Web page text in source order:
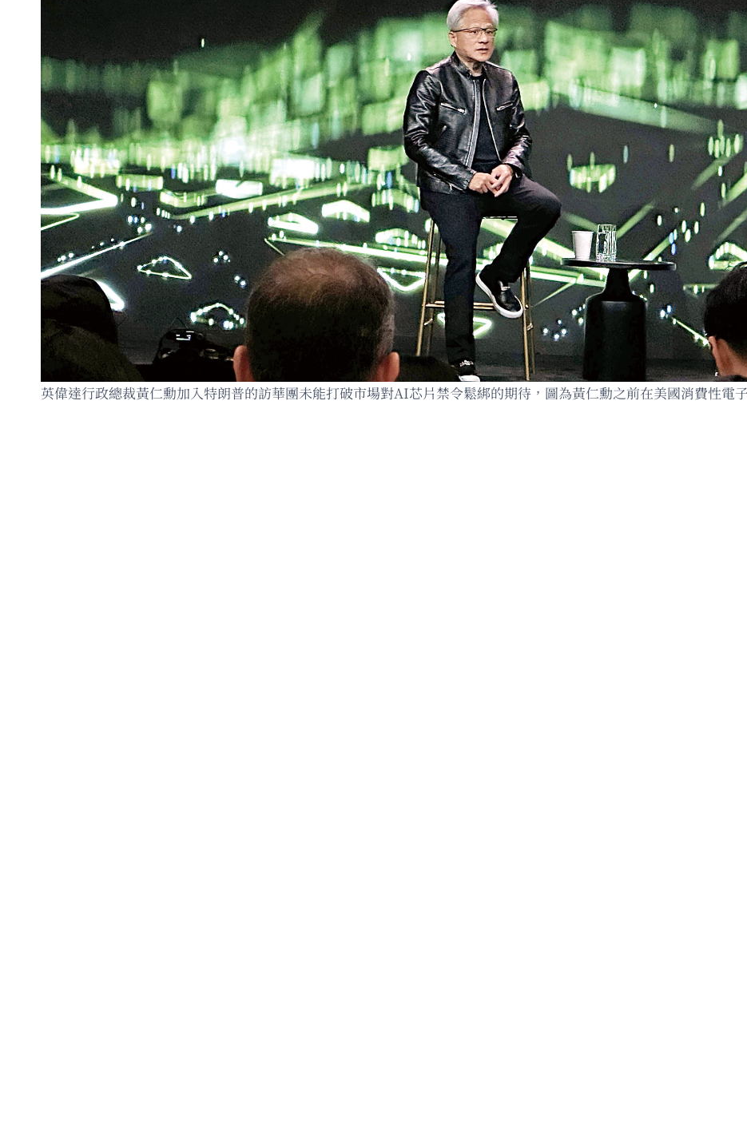
英偉達行政總裁黃仁勳加入特朗普的訪華團未能打破市場對AI芯片禁令鬆綁的期待，圖為黃仁勳之前在美國消費性電